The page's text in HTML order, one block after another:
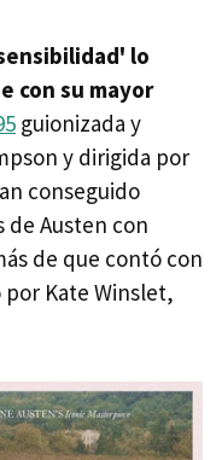
lo
con su mayor
guionizada y
y dirigida por
conseguido
de Austen con
de que contó con
Kate Winslet,